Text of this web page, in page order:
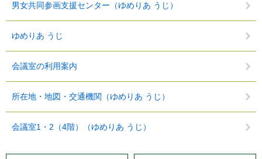
男女共同参画支援センター（ゆめりあ うじ）
ゆめりあ うじ
会議室の利用案内
所在地・地図・交通機関（ゆめりあ うじ）
会議室1・2（4階）（ゆめりあ うじ）